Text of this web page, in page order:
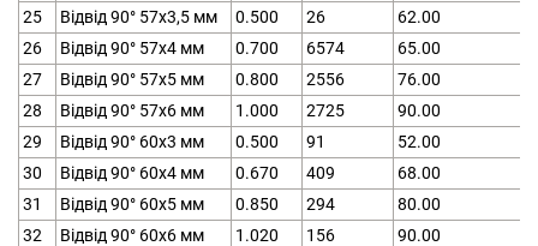
25
Відвід 90° 57х3,5 мм 0.500 26
62.00
26
Відвід 90° 57х4 мм 0.700 6574
65.00
27
Відвід 90° 57х5 мм 0.800 2556
76.00
28
Відвід 90° 57х6 мм 1.000 2725
90.00
29
Відвід 90° 60х3 мм 0.500 91
52.00
30
Відвід 90° 60х4 мм 0.670 409
68.00
31
Відвід 90° 60х5 мм 0.850 294
80.00
32
Відвід 90° 60х6 мм 1.020 156
90.00